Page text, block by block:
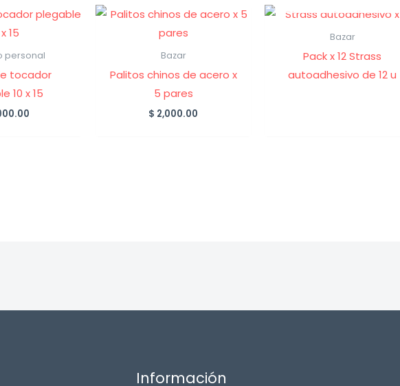
personal
tocador
10 x 15
Bazar
Palitos chinos de acero x
5 pares
$ 2,000.00
Bazar
Pack x 12 Strass
autoadhesivo de 12 u
Información